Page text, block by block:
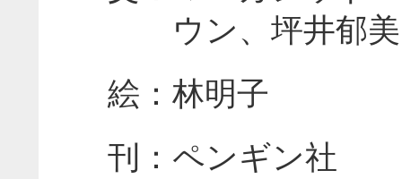
ウン、坪井郁美
絵：林明子
刊：ペンギン社